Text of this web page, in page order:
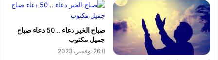
صباح الخير دعاء .. 50 دعاء صباح
جميل مكتوب
26 نوفمبر، 2023